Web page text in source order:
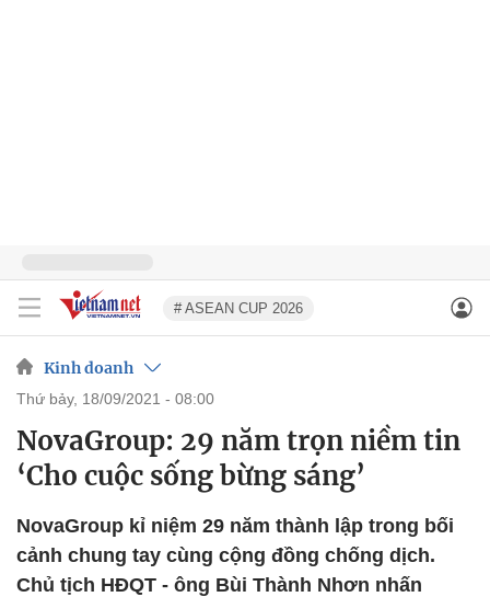
# ASEAN CUP 2026
Kinh doanh
thứ bảy, 18/09/2021 - 08:00
NovaGroup: 29 năm trọn niềm tin
‘Cho cuộc sống bừng sáng’
NovaGroup kỉ niệm 29 năm thành lập trong bối
cảnh chung tay cùng cộng đồng chống dịch.
Chủ tịch HĐQT - ông Bùi Thành Nhơn nhấn